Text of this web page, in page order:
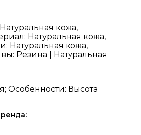
кожа,
Натуральная кожа,
Натуральная кожа,
Резина | Натуральная
Особенности: Высота